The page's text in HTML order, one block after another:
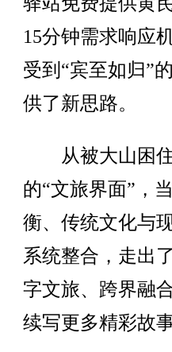
15分钟需求响应
受到“宾至如归”
供了新思路。
从被大山困住
的“文旅界面”，
衡、传统文化与
系统整合，走出
字文旅、跨界融
续写更多精彩故